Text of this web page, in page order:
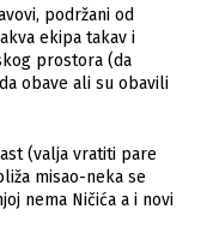
podržani od
ekipa takav i
prostora (da
obave ali su obavili
(valja vratiti pare
misao-neka se
nema Ničića a i novi